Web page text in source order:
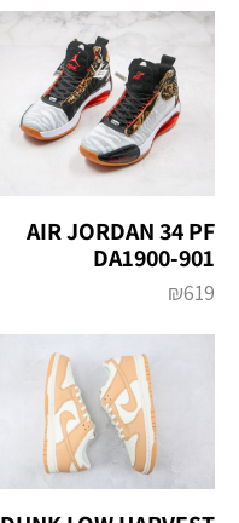
AIR JORDAN 34 PF
DA1900-901
₪619